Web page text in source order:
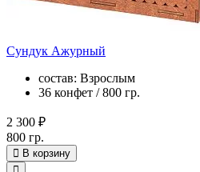
Сундук Ажурный
состав: Взрослым
36 конфет / 800 гр.
2 300 ₽
800 гр.
В корзину